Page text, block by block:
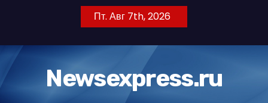
т
Пт. Авг 7th, 2026
Newsexpress.ru